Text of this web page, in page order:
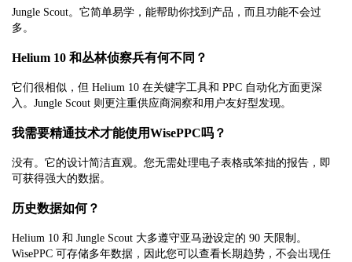
Jungle Scout。它简单易学，能帮助你找到产品，而且功能不会过
多。
Helium 10 和丛林侦察兵有何不同？
它们很相似，但 Helium 10 在关键字工具和 PPC 自动化方面更深
入。Jungle Scout 则更注重供应商洞察和用户友好型发现。
我需要精通技术才能使用WisePPC吗？
没有。它的设计简洁直观。您无需处理电子表格或笨拙的报告，即
可获得强大的数据。
历史数据如何？
Helium 10 和 Jungle Scout 大多遵守亚马逊设定的 90 天限制。
WisePPC 可存储多年数据，因此您可以查看长期趋势，不会出现任